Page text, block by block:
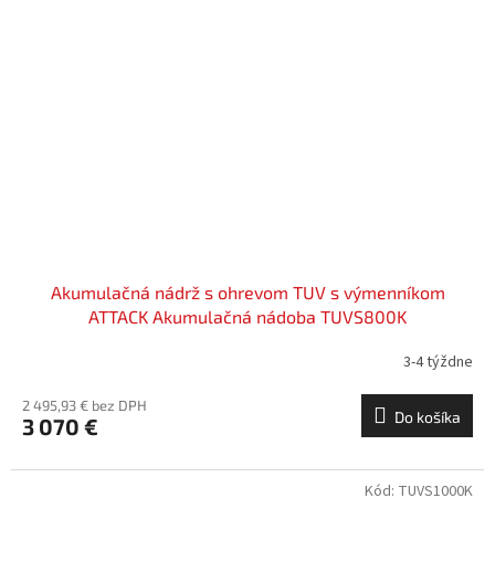
Akumulačná nádrž s ohrevom TUV s výmenníkom
ATTACK Akumulačná nádoba TUVS800K
3-4 týždne
2 495,93 € bez DPH
3 070 € Do košíka
Kód: TUVS1000K